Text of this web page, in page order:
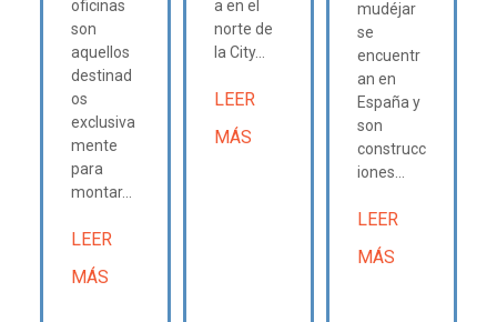
oficinas
son
aquellos
destinad
os
exclusiva
mente
para
montar...
LEER
MÁS
a en el
norte de
la City...
LEER
MÁS
mudéjar
se
encuentr
an en
España y
son
construcc
iones...
LEER
MÁS